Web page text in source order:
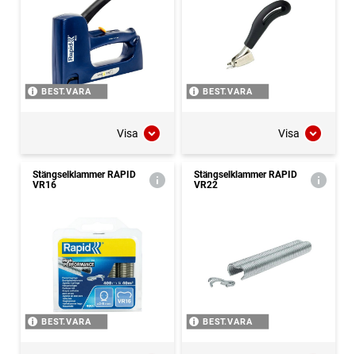
BEST.VARA
Visa
BEST.VARA
Visa
Stängselklammer RAPID
VR16
BEST.VARA
Stängselklammer RAPID
VR22
BEST.VARA